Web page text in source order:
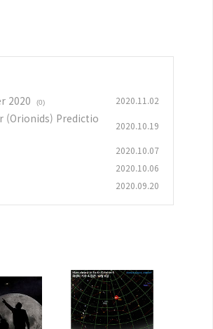
2020
(0) 2020.11.02
(Orionids) Predictio
2020.10.19
2020.10.07
2020.10.06
2020.09.20